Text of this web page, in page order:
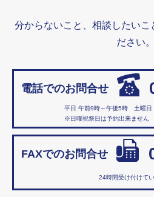
分からないこと、相談したいこ
ださい。
電話でのお問合せ
平日 午前9時～午後5時 土曜日
※日曜祝祭日は予約出来ません
FAXでのお問合せ
24時間受け付けてい